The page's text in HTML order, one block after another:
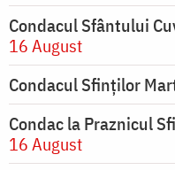
Condacul Sfântului
16 August
Condacul Sfinților
Condac la Praznicul
16 August